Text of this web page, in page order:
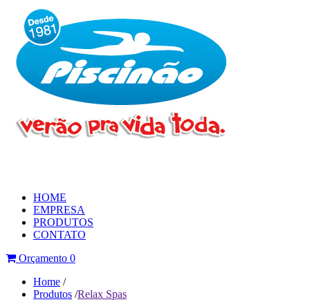
HOME
EMPRESA
PRODUTOS
CONTATO
Orçamento 0
Home /
Produtos /Relax Spas